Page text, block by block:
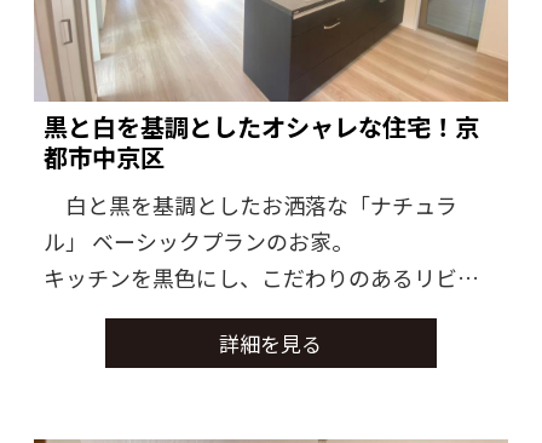
黒と白を基調としたオシャレな住宅！京
都市中京区
白と黒を基調としたお洒落な「ナチュラ
ル」 ベーシックプランのお家。
キッチンを黒色にし、こだわりのあるリビン
グになっております。
詳細を見る